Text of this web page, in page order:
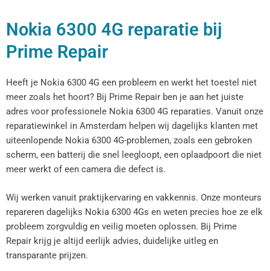
Nokia 6300 4G reparatie bij
Prime Repair
Heeft je Nokia 6300 4G een probleem en werkt het toestel niet
meer zoals het hoort? Bij Prime Repair ben je aan het juiste
adres voor professionele Nokia 6300 4G reparaties. Vanuit onze
reparatiewinkel in Amsterdam helpen wij dagelijks klanten met
uiteenlopende Nokia 6300 4G-problemen, zoals een gebroken
scherm, een batterij die snel leegloopt, een oplaadpoort die niet
meer werkt of een camera die defect is.
Wij werken vanuit praktijkervaring en vakkennis. Onze monteurs
repareren dagelijks Nokia 6300 4Gs en weten precies hoe ze elk
probleem zorgvuldig en veilig moeten oplossen. Bij Prime
Repair krijg je altijd eerlijk advies, duidelijke uitleg en
transparante prijzen.